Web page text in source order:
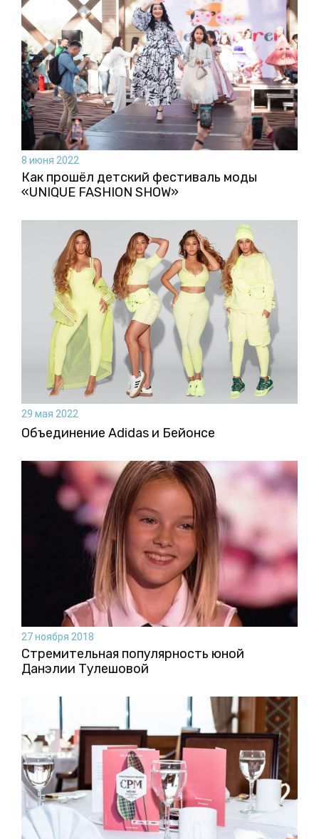
8 июня 2022
Как прошёл детский фестиваль моды
«UNIQUE FASHION SHOW»
29 мая 2022
Объединение Adidas и Бейонсе
27 ноября 2018
Стремительная популярность юной
Данэлии Тулешовой